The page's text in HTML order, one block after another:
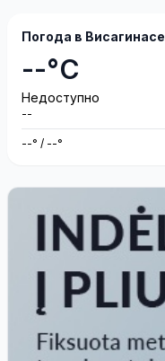
Погода в Висагинасе
--°C
Недоступно
--
--° / --°